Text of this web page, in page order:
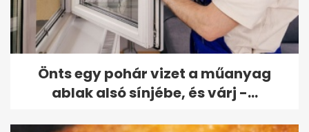
Önts egy pohár vizet a műanyag
ablak alsó sínjébe, és várj -...